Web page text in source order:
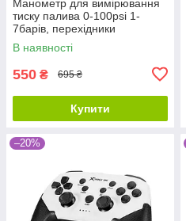
Манометр для вимірювання
тиску палива 0-100psi 1-
7барів, перехідники
В наявності
550 ₴ 695 ₴
Купити
–20%